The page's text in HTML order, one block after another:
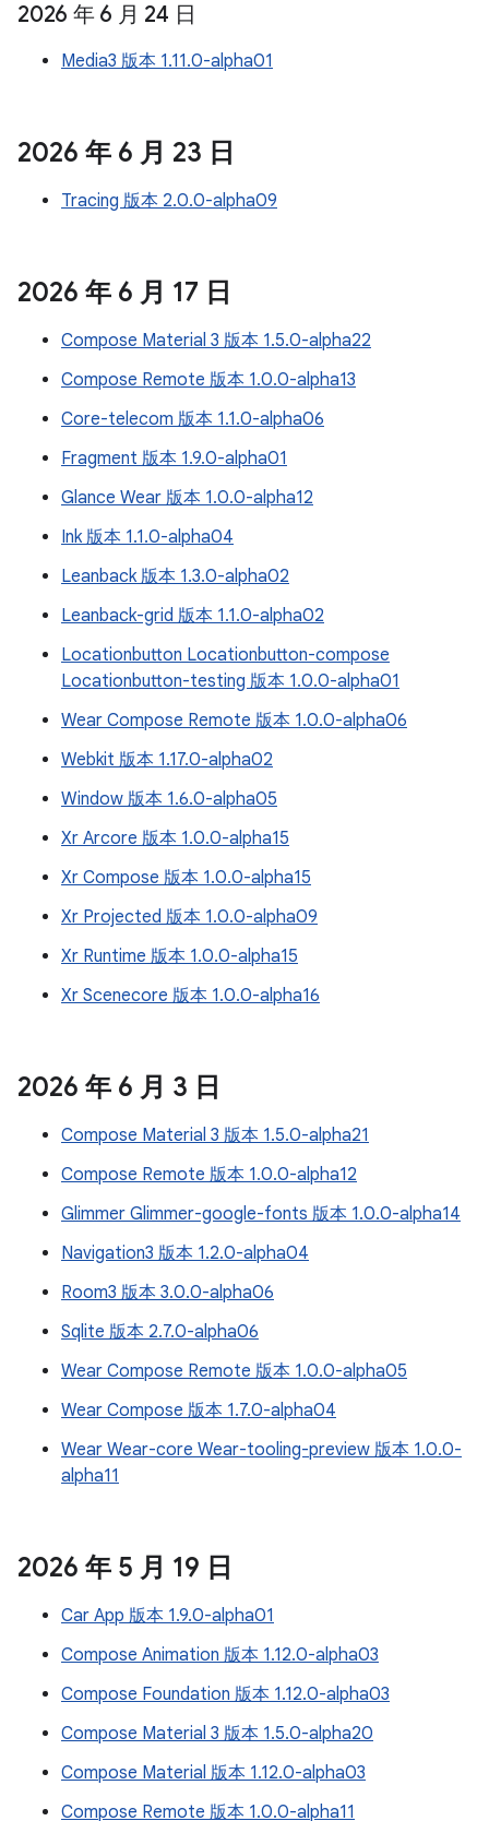
2026 年 6 月 24 日
Media3 版本 1.11.0-alpha01
2026 年 6 月 23 日
Tracing 版本 2.0.0-alpha09
2026 年 6 月 17 日
Compose Material 3 版本 1.5.0-alpha22
Compose Remote 版本 1.0.0-alpha13
Core-telecom 版本 1.1.0-alpha06
Fragment 版本 1.9.0-alpha01
Glance Wear 版本 1.0.0-alpha12
Ink 版本 1.1.0-alpha04
Leanback 版本 1.3.0-alpha02
Leanback-grid 版本 1.1.0-alpha02
Locationbutton Locationbutton-compose
Locationbutton-testing 版本 1.0.0-alpha01
Wear Compose Remote 版本 1.0.0-alpha06
Webkit 版本 1.17.0-alpha02
Window 版本 1.6.0-alpha05
Xr Arcore 版本 1.0.0-alpha15
Xr Compose 版本 1.0.0-alpha15
Xr Projected 版本 1.0.0-alpha09
Xr Runtime 版本 1.0.0-alpha15
Xr Scenecore 版本 1.0.0-alpha16
2026 年 6 月 3 日
Compose Material 3 版本 1.5.0-alpha21
Compose Remote 版本 1.0.0-alpha12
Glimmer Glimmer-google-fonts 版本 1.0.0-alpha14
Navigation3 版本 1.2.0-alpha04
Room3 版本 3.0.0-alpha06
Sqlite 版本 2.7.0-alpha06
Wear Compose Remote 版本 1.0.0-alpha05
Wear Compose 版本 1.7.0-alpha04
Wear Wear-core Wear-tooling-preview 版本 1.0.0-
alpha11
2026 年 5 月 19 日
Car App 版本 1.9.0-alpha01
Compose Animation 版本 1.12.0-alpha03
Compose Foundation 版本 1.12.0-alpha03
Compose Material 3 版本 1.5.0-alpha20
Compose Material 版本 1.12.0-alpha03
Compose Remote 版本 1.0.0-alpha11